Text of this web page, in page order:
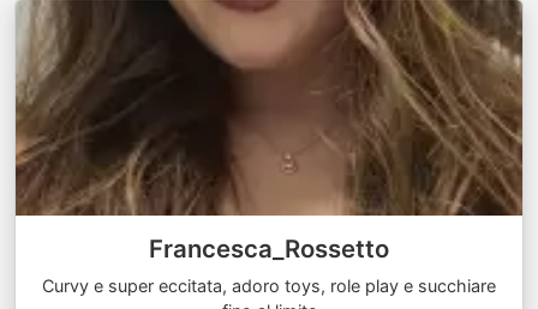
Francesca_Rossetto
Curvy e super eccitata, adoro toys, role play e succhiare